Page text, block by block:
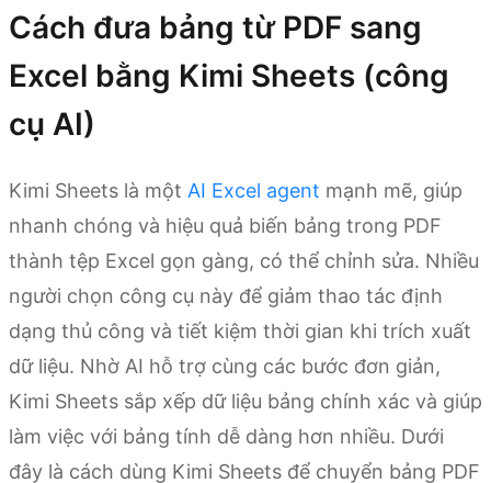
Cách đưa bảng từ PDF sang
Excel bằng Kimi Sheets (công
cụ AI)
Kimi Sheets là một AI Excel agent mạnh mẽ, giúp
nhanh chóng và hiệu quả biến bảng trong PDF
thành tệp Excel gọn gàng, có thể chỉnh sửa. Nhiều
người chọn công cụ này để giảm thao tác định
dạng thủ công và tiết kiệm thời gian khi trích xuất
dữ liệu. Nhờ AI hỗ trợ cùng các bước đơn giản,
Kimi Sheets sắp xếp dữ liệu bảng chính xác và giúp
làm việc với bảng tính dễ dàng hơn nhiều. Dưới
đây là cách dùng Kimi Sheets để chuyển bảng PDF